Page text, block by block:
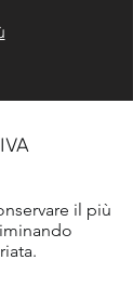
il più